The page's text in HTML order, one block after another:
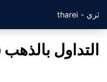
ثري - tharei
التداول